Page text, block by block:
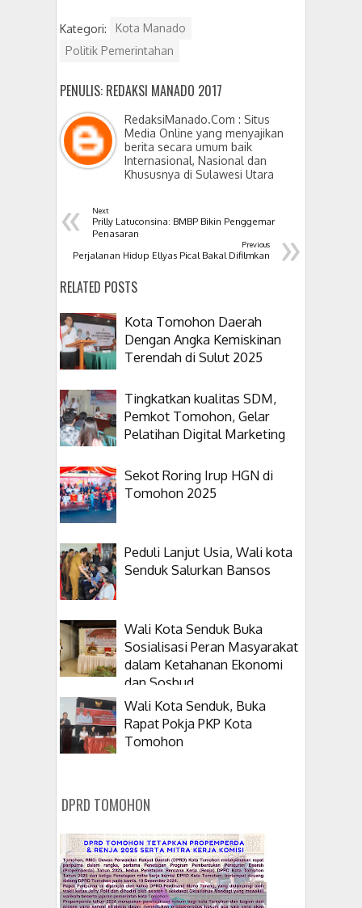
Kategori:
Kota Manado
Politik Pemerintahan
PENULIS: REDAKSI MANADO 2017
RedaksiManado.Com : Situs
Media Online yang menyajikan
berita secara umum baik
Internasional, Nasional dan
Khususnya di Sulawesi Utara
« Next
Prilly Latuconsina: BMBP Bikin Penggemar
Penasaran
»
Previous
Perjalanan Hidup Ellyas Pical Bakal Difilmkan
RELATED POSTS
Kota Tomohon Daerah
Dengan Angka Kemiskinan
Terendah di Sulut 2025
Tingkatkan kualitas SDM,
Pemkot Tomohon, Gelar
Pelatihan Digital Marketing
Sekot Roring Irup HGN di
Tomohon 2025
Peduli Lanjut Usia, Wali kota
Senduk Salurkan Bansos
Wali Kota Senduk Buka
Sosialisasi Peran Masyarakat
dalam Ketahanan Ekonomi
dan Sosbud
Wali Kota Senduk, Buka
Rapat Pokja PKP Kota
Tomohon
DPRD TOMOHON